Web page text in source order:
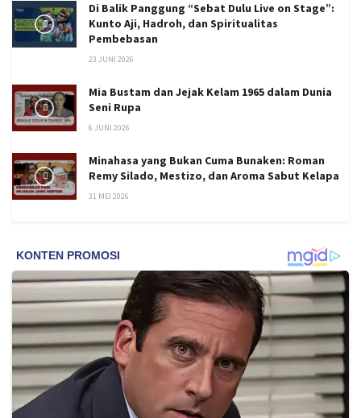
Di Balik Panggung “Sebat Dulu Live on Stage”:
Kunto Aji, Hadroh, dan Spiritualitas
Pembebasan
23 JUNI 2026
Mia Bustam dan Jejak Kelam 1965 dalam Dunia
Seni Rupa
6 JUNI 2026
Minahasa yang Bukan Cuma Bunaken: Roman
Remy Silado, Mestizo, dan Aroma Sabut Kelapa
31 MEI 2026